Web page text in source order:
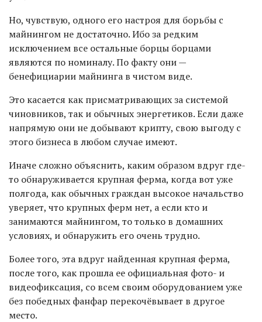
Но, чувствую, одного его настроя для борьбы с
майнингом не достаточно. Ибо за редким
исключением все остальные борцы борцами
являются по номиналу. По факту они —
бенефициарии майнинга в чистом виде.
Это касается как присматривающих за системой
чиновников, так и обычных энергетиков. Если даже
напрямую они не добывают крипту, свою выгоду с
этого бизнеса в любом случае имеют.
Иначе сложно объяснить, каким образом вдруг где-
то обнаруживается крупная ферма, когда вот уже
полгода, как обычных граждан высокое начальство
уверяет, что крупных ферм нет, а если кто и
занимаются майнингом, то только в домашних
условиях, и обнаружить его очень трудно.
Более того, эта вдруг найденная крупная ферма,
после того, как прошла ее официальная фото- и
видеофиксация, со всем своим оборудованием уже
без победных фанфар перекочёвывает в другое
место.